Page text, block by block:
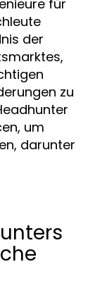
für
der
zu
um
darunter